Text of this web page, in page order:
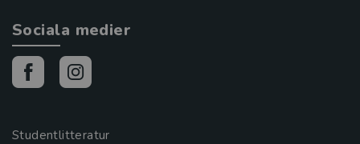
Sociala medier
Studentlitteratur